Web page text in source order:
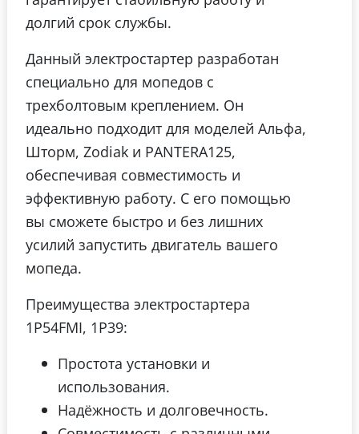
долгий срок службы.
Данный электростартер разработан
специально для мопедов с
трехболтовым креплением. Он
идеально подходит для моделей Альфа,
Шторм, Zodiak и PANTERA125,
обеспечивая совместимость и
эффективную работу. С его помощью
вы сможете быстро и без лишних
усилий запустить двигатель вашего
мопеда.
Преимущества электростартера
1Р54FMI, 1P39:
Простота установки и
использования.
Надёжность и долговечность.